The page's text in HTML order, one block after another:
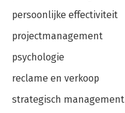
persoonlijke effectiviteit
projectmanagement
psychologie
reclame en verkoop
strategisch management